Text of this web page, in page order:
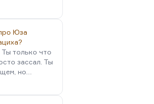
Юза
Ты только что
зассал. Ты
но…